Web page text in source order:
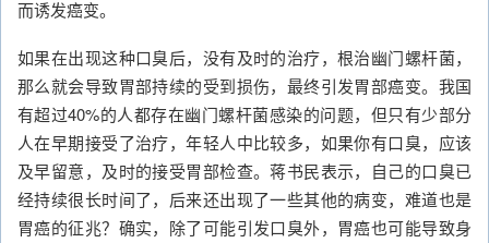
而诱发癌变。
如果在出现这种口臭后，没有及时的治疗，根治幽门螺杆菌，
那么就会导致胃部持续的受到损伤，最终引发胃部癌变。我国
有超过40%的人都存在幽门螺杆菌感染的问题，但只有少部分
人在早期接受了治疗，年轻人中比较多，如果你有口臭，应该
及早留意，及时的接受胃部检查。蒋书民表示，自己的口臭已
经持续很长时间了，后来还出现了一些其他的病变，难道也是
胃癌的征兆？确实，除了可能引发口臭外，胃癌也可能导致身